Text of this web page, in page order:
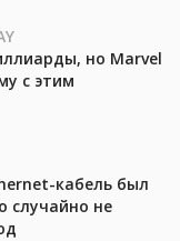
но Marvel
с этим
кабель был
случайно не